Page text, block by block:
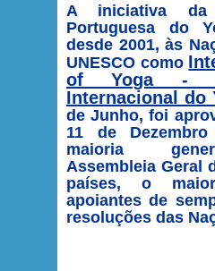
A iniciativa da
Portuguesa do
desde 2001, às
UNESCO como
of Yoga -
Internacional do
de Junho, foi
11 de
maioria
Assembleia Geral
países, o
apoiantes de
resoluções das